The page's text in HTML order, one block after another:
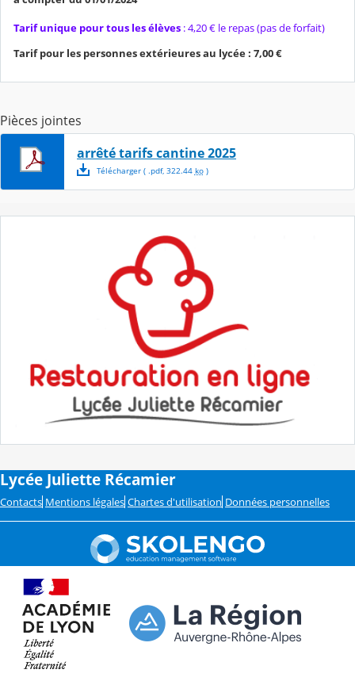
Tarif unique pour tous les élèves : 4,20 € le repas (pas de forfait)
Tarif pour les personnes extérieures au lycée : 7,00 €
Pièces jointes
arrêté tarifs cantine 2025
Télécharger( .pdf, 322.44 ko)
Lycée Juliette Récamier
Contacts Mentions légales Chartes d'utilisation Données personnelles